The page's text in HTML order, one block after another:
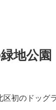
地公
区初のドッグ